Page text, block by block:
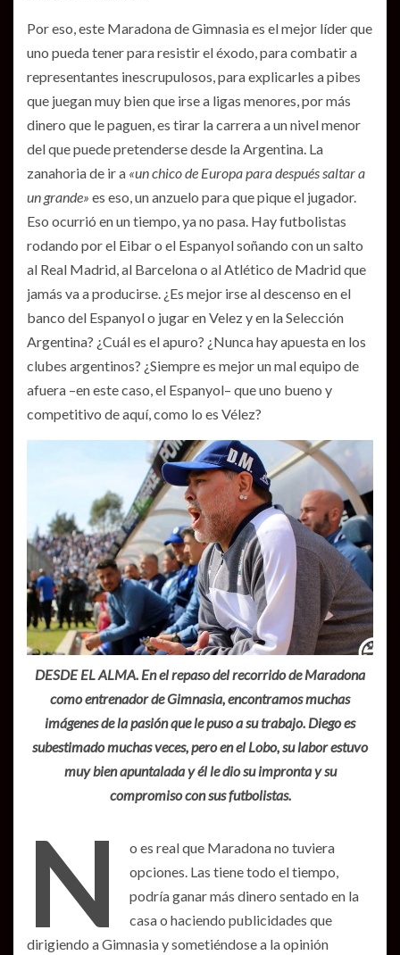
Por eso, este Maradona de Gimnasia es el mejor líder que
uno pueda tener para resistir el éxodo, para combatir a
representantes inescrupulosos, para explicarles a pibes
que juegan muy bien que irse a ligas menores, por más
dinero que le paguen, es tirar la carrera a un nivel menor
del que puede pretenderse desde la Argentina. La
zanahoria de ir a «un chico de Europa para después saltar a
un grande» es eso, un anzuelo para que pique el jugador.
Eso ocurrió en un tiempo, ya no pasa. Hay futbolistas
rodando por el Eibar o el Espanyol soñando con un salto
al Real Madrid, al Barcelona o al Atlético de Madrid que
jamás va a producirse. ¿Es mejor irse al descenso en el
banco del Espanyol o jugar en Velez y en la Selección
Argentina? ¿Cuál es el apuro? ¿Nunca hay apuesta en los
clubes argentinos? ¿Siempre es mejor un mal equipo de
afuera –en este caso, el Espanyol– que uno bueno y
competitivo de aquí, como lo es Vélez?
DESDE EL ALMA. En el repaso del recorrido de Maradona
como entrenador de Gimnasia, encontramos muchas
imágenes de la pasión que le puso a su trabajo. Diego es
subestimado muchas veces, pero en el Lobo, su labor estuvo
muy bien apuntalada y él le dio su impronta y su
compromiso con sus futbolistas.
N
o es real que Maradona no tuviera
opciones. Las tiene todo el tiempo,
podría ganar más dinero sentado en la
casa o haciendo publicidades que
dirigiendo a Gimnasia y sometiéndose a la opinión